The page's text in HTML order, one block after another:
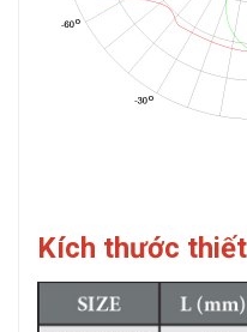
Kích thước